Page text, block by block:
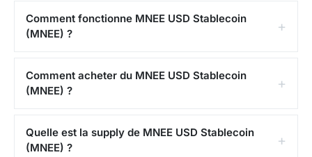
du marche secondaire et la capacite a tenir le peg
dans la duree. Ce contenu ne constitue pas un conseil
Comment fonctionne MNEE USD Stablecoin
(MNEE) ?
Comment acheter du MNEE USD Stablecoin
(MNEE) ?
Quelle est la supply de MNEE USD Stablecoin
(MNEE) ?